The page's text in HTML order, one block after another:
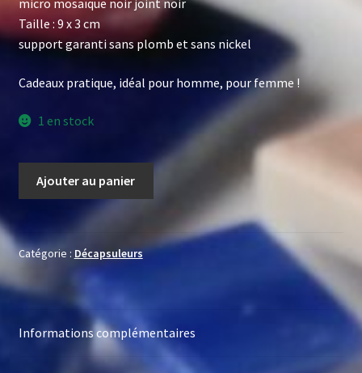
Taille : 9 x 3 cm
support garanti sans plomb et sans nickel
Cadeaux pratique, idéal pour homme, pour femme !
1 en stock
noir
Ajouter au panier
Catégorie : Décapsuleurs
Informations complémentaires